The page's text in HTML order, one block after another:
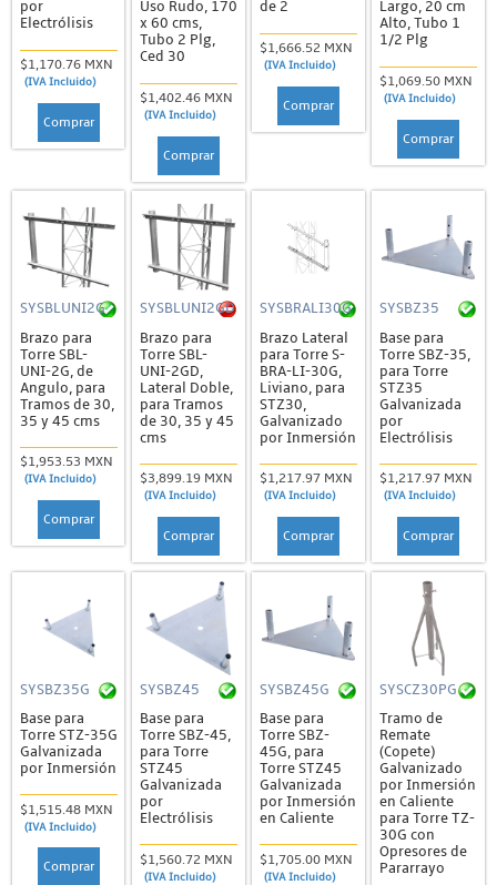
por
Electrólisis
$1,170.76 MXN
(IVA Incluido)
Comprar
Uso Rudo, 170
x 60 cms,
Tubo 2 Plg,
Ced 30
$1,402.46 MXN
(IVA Incluido)
Comprar
de 2
$1,666.52 MXN
(IVA Incluido)
Comprar
Largo, 20 cm
Alto, Tubo 1
1/2 Plg
$1,069.50 MXN
(IVA Incluido)
Comprar
SYSBLUNI2G
Brazo para
Torre SBL-
UNI-2G, de
Angulo, para
Tramos de 30,
35 y 45 cms
$1,953.53 MXN
(IVA Incluido)
Comprar
SYSBLUNI2GD
Brazo para
Torre SBL-
UNI-2GD,
Lateral Doble,
para Tramos
de 30, 35 y 45
cms
$3,899.19 MXN
(IVA Incluido)
Comprar
SYSBRALI30G
Brazo Lateral
para Torre S-
BRA-LI-30G,
Liviano, para
STZ30,
Galvanizado
por Inmersión
$1,217.97 MXN
(IVA Incluido)
Comprar
SYSBZ35
Base para
Torre SBZ-35,
para Torre
STZ35
Galvanizada
por
Electrólisis
$1,217.97 MXN
(IVA Incluido)
Comprar
SYSBZ35G
Base para
Torre STZ-35G
Galvanizada
por Inmersión
$1,515.48 MXN
(IVA Incluido)
Comprar
SYSBZ45
Base para
Torre SBZ-45,
para Torre
STZ45
Galvanizada
por
Electrólisis
$1,560.72 MXN
(IVA Incluido)
SYSBZ45G
Base para
Torre SBZ-
45G, para
Torre STZ45
Galvanizada
por Inmersión
en Caliente
$1,705.00 MXN
(IVA Incluido)
SYSCZ30PG
Tramo de
Remate
(Copete)
Galvanizado
por Inmersión
en Caliente
para Torre TZ-
30G con
Opresores de
Pararrayo